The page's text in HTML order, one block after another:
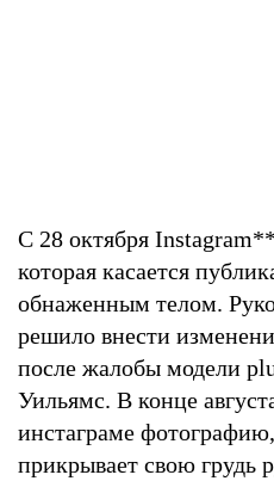
С 28 октября Instagram**
которая касается
обнаженным телом.
решило внести
после жалобы модели
Уильямс. В конце
инстаграме
прикрывает свою грудь